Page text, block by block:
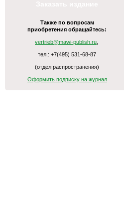
Также по вопросам
приобретения обращайтесь:
vertrieb@mawi-publish.ru
тел.: +7(495) 531-68-87
(отдел распространения)
Оформить подписку на журнал